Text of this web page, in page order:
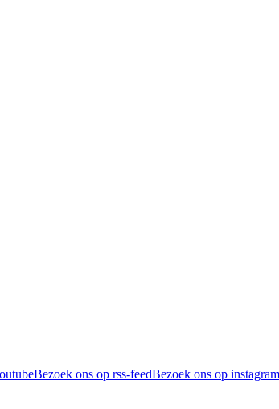
Bezoek ons op rss-feedBezoek ons op instagram